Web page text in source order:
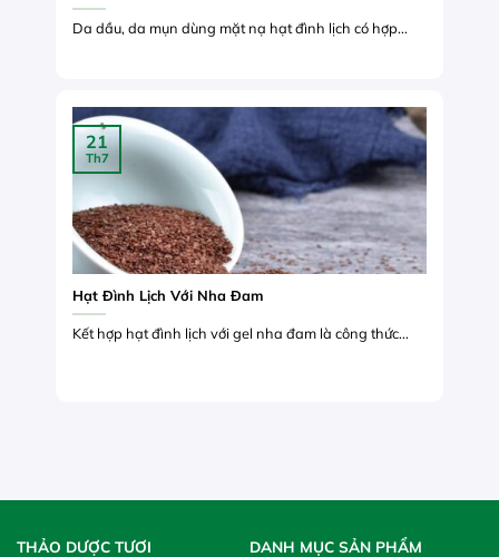
Da dầu, da mụn dùng mặt nạ hạt đình lịch có hợp...
Hạt Đình Lịch Với Nha Đam
Kết hợp hạt đình lịch với gel nha đam là công thức...
21
Th7
THẢO DƯỢC TƯƠI
DANH MỤC SẢN PHẨM